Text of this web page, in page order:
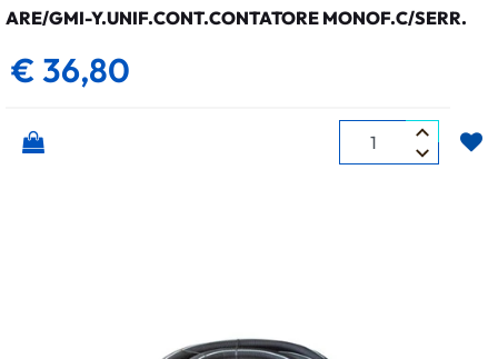
ARE/GMI-Y.UNIF.CONT.CONTATORE MONOF.C/SERR.
€ 36,80
Quantità